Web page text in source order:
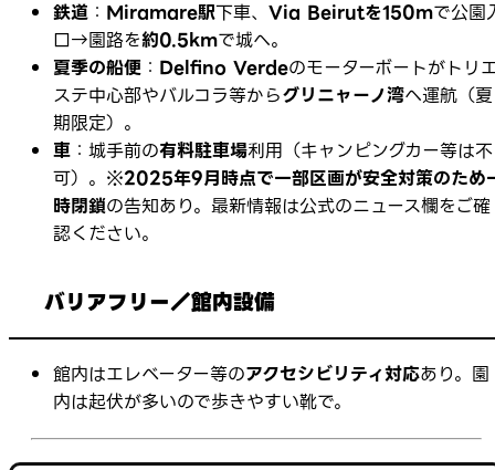
鉄道 ： Miramare駅下車、 Via Beirutを150mで公園
口→園路を約0.5kmで城へ。
夏季の船便 ： Delfino Verdeのモーターボートがトリ
ステ中心部やバルコラ等からグリニャーノ湾へ運航（夏
期限定）。
車 ：城手前の有料駐車場利用（キャンピングカー等は不
可）。※2025年9月時点で一部区画が安全対策のため
時閉鎖の告知あり。最新情報は公式のニュース欄をご確
認ください。
バリアフリー／館内設備
館内はエレベーター等のアクセシビリティ対応あり。園
内は起伏が多いので歩きやすい靴で。